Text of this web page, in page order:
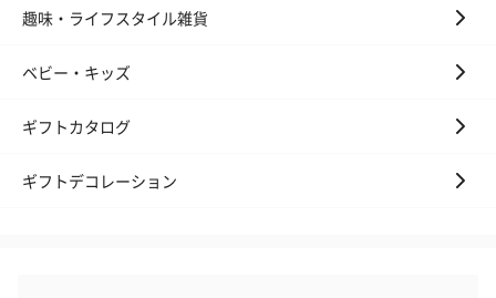
趣味・ライフスタイル雑貨
ベビー・キッズ
ギフトカタログ
ギフトデコレーション